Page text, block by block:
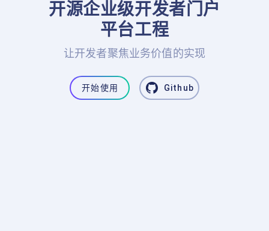
开源企业级开发者门户
平台工程
让开发者聚焦业务价值的实现
开始使用 Github